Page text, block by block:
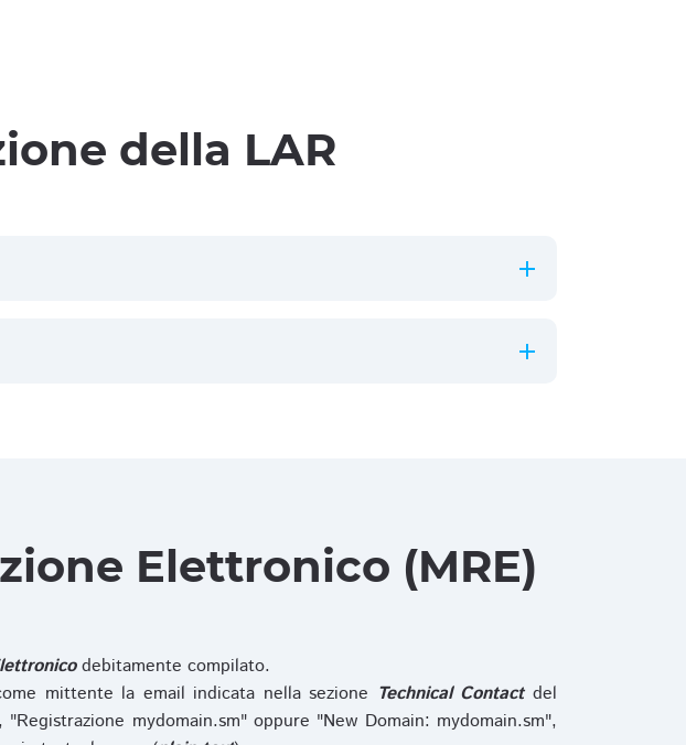
della LAR
Elettronico (MRE)
debitamente compilato.
mittente la email indicata nella sezione Technical Contactdel
mydomain.sm" oppure "New Domain: mydomain.sm",